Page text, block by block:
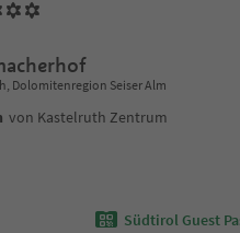
Dolomitenregion Seiser Alm
von Kastelruth Zentrum
Südtirol Guest